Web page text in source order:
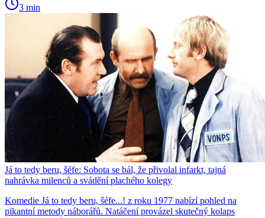
3 min
Já to tedy beru, šéfe: Sobota se bál, že přivolal infarkt, tajná
nahrávka milenců a svádění plachého kolegy
Komedie Já to tedy beru, šéfe...! z roku 1977 nabízí pohled na
pikantní metody náborářů. Natáčení provázel skutečný kolaps